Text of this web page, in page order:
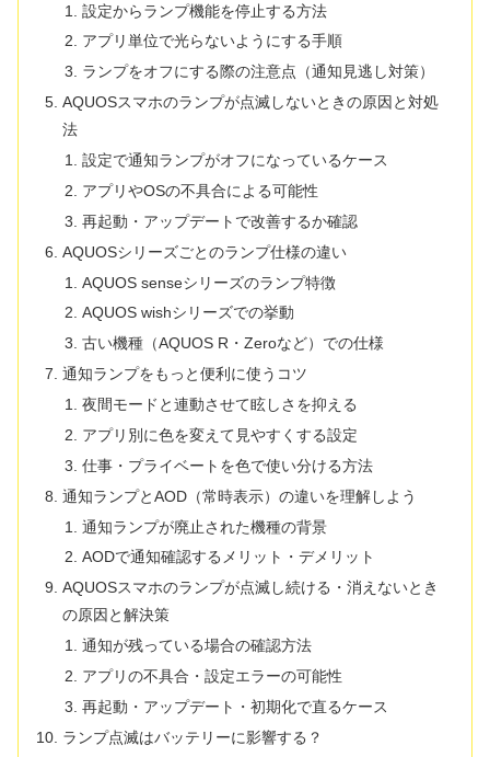
設定からランプ機能を停止する方法
アプリ単位で光らないようにする手順
ランプをオフにする際の注意点（通知見逃し対策）
AQUOSスマホのランプが点滅しないときの原因と対処
法
設定で通知ランプがオフになっているケース
アプリやOSの不具合による可能性
再起動・アップデートで改善するか確認
AQUOSシリーズごとのランプ仕様の違い
AQUOS senseシリーズのランプ特徴
AQUOS wishシリーズでの挙動
古い機種（AQUOS R・Zeroなど）での仕様
通知ランプをもっと便利に使うコツ
夜間モードと連動させて眩しさを抑える
アプリ別に色を変えて見やすくする設定
仕事・プライベートを色で使い分ける方法
通知ランプとAOD（常時表示）の違いを理解しよう
通知ランプが廃止された機種の背景
AODで通知確認するメリット・デメリット
AQUOSスマホのランプが点滅し続ける・消えないとき
の原因と解決策
通知が残っている場合の確認方法
アプリの不具合・設定エラーの可能性
再起動・アップデート・初期化で直るケース
ランプ点滅はバッテリーに影響する？